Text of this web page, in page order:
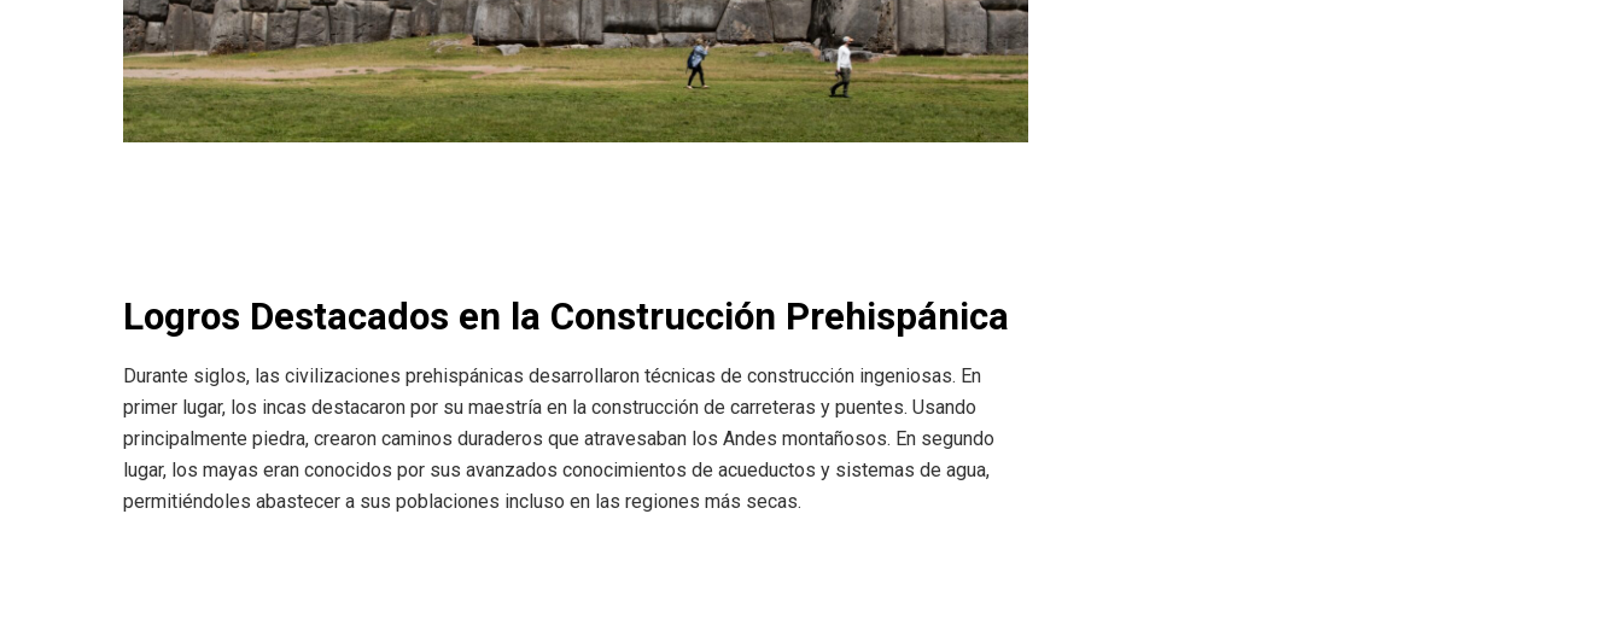
Logros Destacados en la Construcción Prehispánica
Durante siglos, las civilizaciones prehispánicas desarrollaron técnicas de construcción ingeniosas. En
primer lugar, los incas destacaron por su maestría en la construcción de carreteras y puentes. Usando
principalmente piedra, crearon caminos duraderos que atravesaban los Andes montañosos. En segundo
lugar, los mayas eran conocidos por sus avanzados conocimientos de acueductos y sistemas de agua,
permitiéndoles abastecer a sus poblaciones incluso en las regiones más secas.